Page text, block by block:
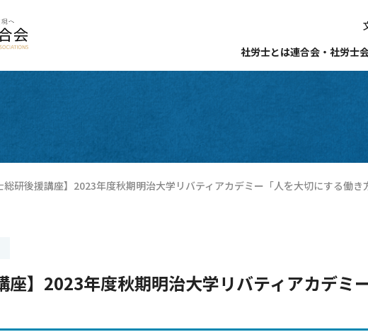
社労士とは連合会・社労士
総研後援講座】2023年度秋期明治大学リバティアカデミー「人を大切にする働
座】2023年度秋期明治大学リバティアカデ